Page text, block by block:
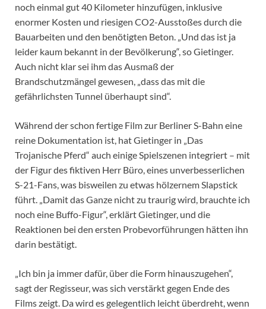
noch einmal gut 40 Kilometer hinzufügen, inklusive
enormer Kosten und riesigen CO2-Ausstoßes durch die
Bauarbeiten und den benötigten Beton. „Und das ist ja
leider kaum bekannt in der Bevölkerung“, so Gietinger.
Auch nicht klar sei ihm das Ausmaß der
Brandschutzmängel gewesen, „dass das mit die
gefährlichsten Tunnel überhaupt sind“.
Während der schon fertige Film zur Berliner S-Bahn eine
reine Dokumentation ist, hat Gietinger in „Das
Trojanische Pferd“ auch einige Spielszenen integriert – mit
der Figur des fiktiven Herr Büro, eines unverbesserlichen
S-21-Fans, was bisweilen zu etwas hölzernem Slapstick
führt. „Damit das Ganze nicht zu traurig wird, brauchte ich
noch eine Buffo-Figur“, erklärt Gietinger, und die
Reaktionen bei den ersten Probevorführungen hätten ihn
darin bestätigt.
„Ich bin ja immer dafür, über die Form hinauszugehen“,
sagt der Regisseur, was sich verstärkt gegen Ende des
Films zeigt. Da wird es gelegentlich leicht überdreht, wenn